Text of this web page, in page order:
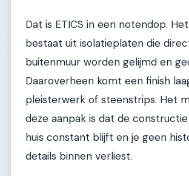
Dat is ETICS in een notendop.
bestaat uit isolatieplaten die
buitenmuur worden gelijmd en
Daaroverheen komt een finish
pleisterwerk of steenstrips. Het
deze aanpak is dat de
huis constant blijft en je geen
details binnen verliest.